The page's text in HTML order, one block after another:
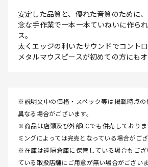
安定した品質と、優れた音質のために
念な手作業で一本一本ていねいに作ら
ス。
太くエッジの利いたサウンドでコントロ
メタルマウスピースが初めての方にもオ
※説明文中の価格・スペック等は掲載時点
異なる場合がございます。
※商品は店頭及び外部ECでも併売しており
ミングによっては完売となっている場合がござ
※在庫は遠隔倉庫に保管している場合もご
ている取扱店舗にご用意が無い場合がございま